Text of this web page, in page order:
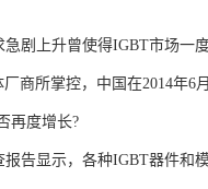
急剧上升曾使得IGBT市场一
商所掌控，中国在2014年6
再度增长?
告显示，各种IGBT器件和